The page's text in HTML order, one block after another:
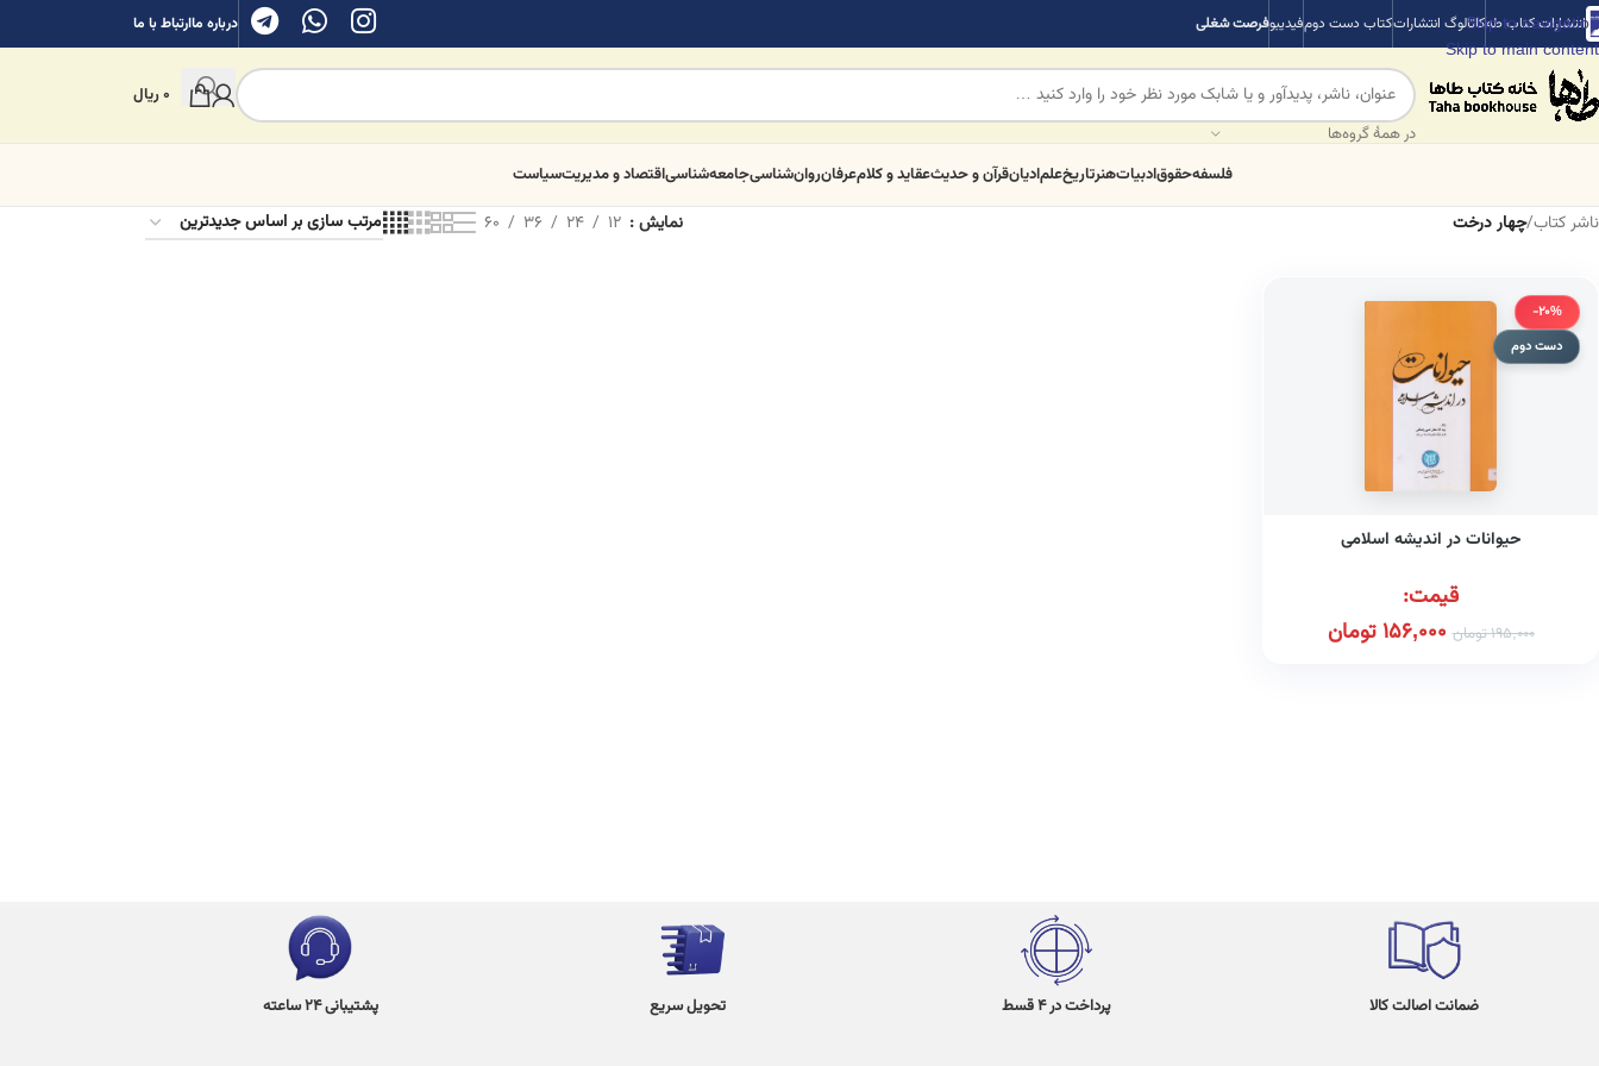
Skip to navigation
Skip to main content
انتشارات کتاب طهکاتالوگ انتشاراتکتاب دست دومفیدیبوفرصت شغلی درباره ماارتباط با ما
در همهٔ گروه‌ها
0ریال
فلسفهحقوقادبیاتهنرتاریخعلمادیانقرآن و حدیثعقاید و کلامعرفانروان‌شناسیجامعه‌شناسیاقتصاد و مدیریتسیاست
ناشر کتاب/چهار درخت نمایش 12
24
36
60
-20%
دست دوم
حیوانات در اندیشه اسلامی
قیمت:
195,000تومان 156,000تومان
ضمانت اصالت کالا پرداخت در 4 قسط تحویل سریع پشتیبانی 24 ساعته